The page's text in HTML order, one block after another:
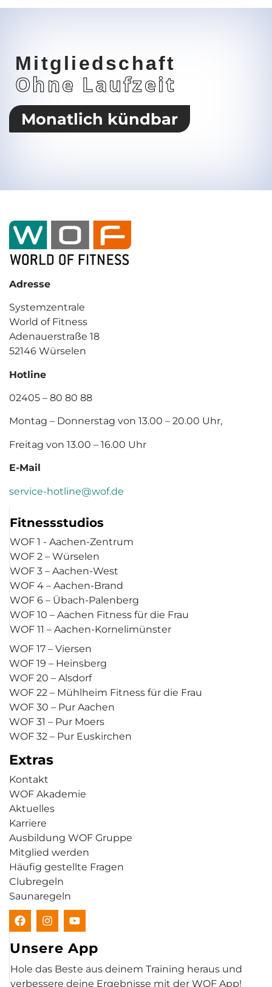
Mitgliedschaft
Ohne Laufzeit
Monatlich kündbar
Adresse
Systemzentrale
World of Fitness
Adenauerstraße 18
52146 Würselen
Hotline
02405 – 80 80 88
Montag – Donnerstag von 13.00 – 20.00 Uhr,
Freitag von 13.00 – 16.00 Uhr
E-Mail
service-hotline@wof.de
Fitnessstudios
WOF 1 - Aachen-Zentrum
WOF 2 – Würselen
WOF 3 – Aachen-West
WOF 4 – Aachen-Brand
WOF 6 – Übach-Palenberg
WOF 10 – Aachen Fitness für die Frau
WOF 11 – Aachen-Kornelimünster
WOF 17 – Viersen
WOF 19 – Heinsberg
WOF 20 – Alsdorf
WOF 22 – Mühlheim Fitness für die Frau
WOF 30 – Pur Aachen
WOF 31 – Pur Moers
WOF 32 – Pur Euskirchen
Extras
Kontakt
WOF Akademie
Aktuelles
Karriere
Ausbildung WOF Gruppe
Mitglied werden
Häufig gestellte Fragen
Clubregeln
Saunaregeln
Unsere App
Hole das Beste aus deinem Training heraus und
verbessere deine Ergebnisse mit der WOF App!